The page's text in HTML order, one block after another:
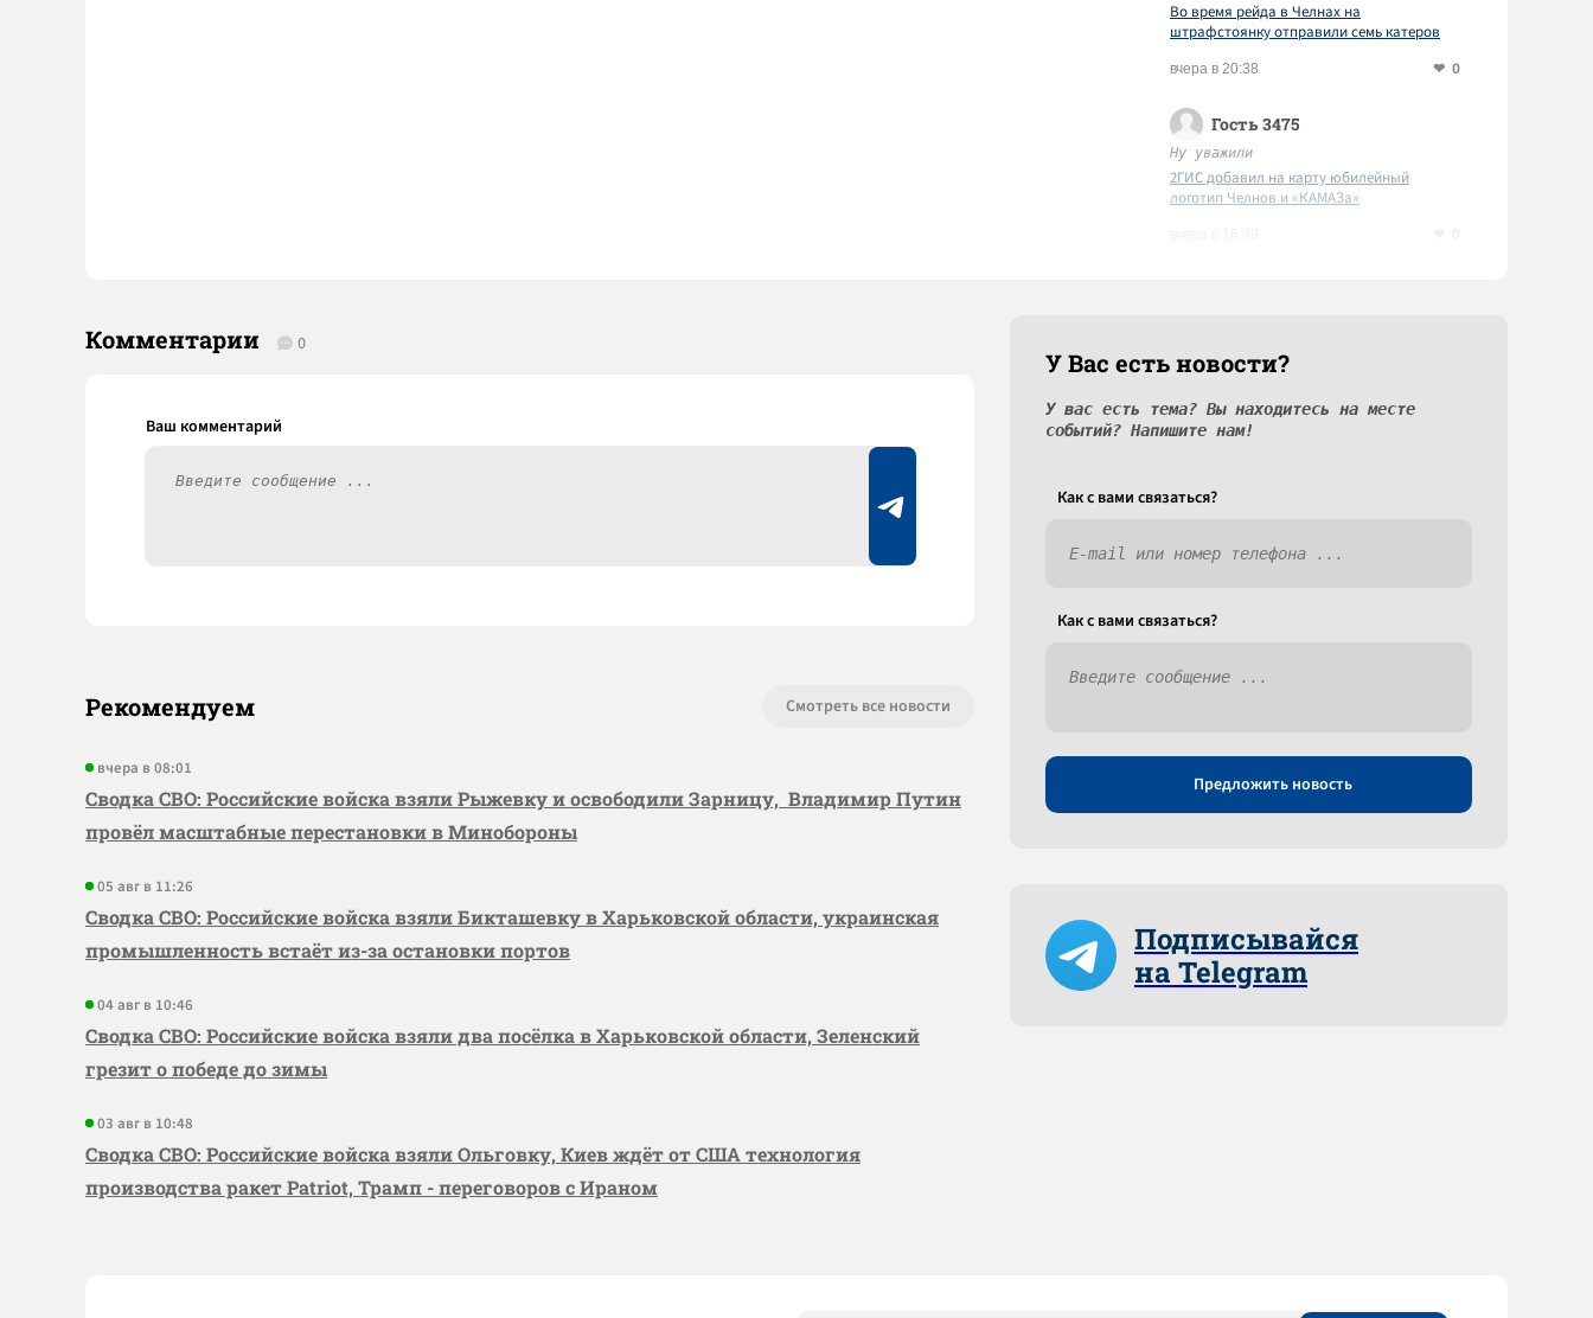
Во время рейда в Челнах на
штрафстоянку отправили семь катеров
вчера в 20:38 0
Гость 3475
Ну уважили
2ГИС добавил на карту юбилейный
логотип Челнов и «КАМАЗа»
Комментарии 0
Рекомендуем Смотреть все новости
вчера в 08:01
Сводка СВО: Российские войска взяли Рыжевку и освободили Зарницу, Владимир Путин
провёл масштабные перестановки в Минобороны
05 авг в 11:26
Сводка СВО: Российские войска взяли Бикташевку в Харьковской области, украинская
промышленность встаёт из-за остановки портов
04 авг в 10:46
Сводка СВО: Российские войска взяли два посёлка в Харьковской области, Зеленский
грезит о победе до зимы
03 авг в 10:48
Сводка СВО: Российские войска взяли Ольговку, Киев ждёт от США технология
производства ракет Patriot, Трамп - переговоров с Ираном
У Вас есть новости?
У вас есть тема? Вы находитесь на месте
событий? Напишите нам!
Как c вами связаться?
Как c вами связаться?
Предложить новость
Подписывайся
на Telegram